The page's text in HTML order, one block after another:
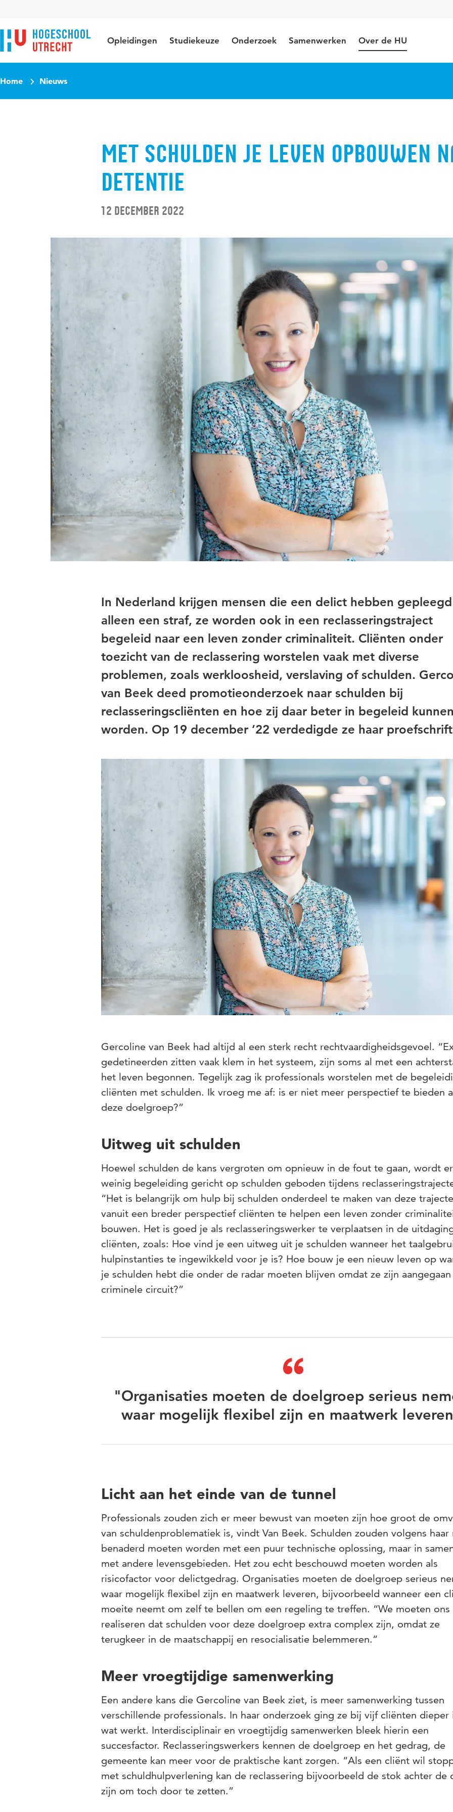
Opleidingen Studiekeuze Onderzoek Samenwerken Over de HU
Home Nieuws
Met schulden je leven opbouwen
detentie
12 december 2022
In Nederland krijgen mensen die een delict hebben
alleen een straf, ze worden ook in een reclasseringstraject
begeleid naar een leven zonder criminaliteit. Cliënten onder
toezicht van de reclassering worstelen vaak met diverse
problemen, zoals werkloosheid, verslaving of schulden.
van Beek deed promotieonderzoek naar schulden bij
reclasseringscliënten en hoe zij daar beter in begeleid
worden. Op 19 december ’22 verdedigde ze haar
Gercoline van Beek had altijd al een sterk recht rechtvaardigheidsgevoel.
gedetineerden zitten vaak klem in het systeem, zijn soms al met een
het leven begonnen. Tegelijk zag ik professionals worstelen met de
cliënten met schulden. Ik vroeg me af: is er niet meer perspectief te bieden
deze doelgroep?”
Uitweg uit schulden
Hoewel schulden de kans vergroten om opnieuw in de fout te gaan, wordt er
weinig begeleiding gericht op schulden geboden tijdens
“Het is belangrijk om hulp bij schulden onderdeel te maken van deze
vanuit een breder perspectief cliënten te helpen een leven zonder
bouwen. Het is goed je als reclasseringswerker te verplaatsen in de
cliënten, zoals: Hoe vind je een uitweg uit je schulden wanneer het
hulpinstanties te ingewikkeld voor je is? Hoe bouw je een nieuw leven op
je schulden hebt die onder de radar moeten blijven omdat ze zijn
criminele circuit?”
"Organisaties moeten de doelgroep serieus
waar mogelijk flexibel zijn en maatwerk
Licht aan het einde van de tunnel
Professionals zouden zich er meer bewust van moeten zijn hoe groot de
van schuldenproblematiek is, vindt Van Beek. Schulden zouden volgens haar
benaderd moeten worden met een puur technische oplossing, maar in
met andere levensgebieden. Het zou echt beschouwd moeten worden als
risicofactor voor delictgedrag. Organisaties moeten de doelgroep serieus
waar mogelijk flexibel zijn en maatwerk leveren, bijvoorbeeld wanneer een
moeite neemt om zelf te bellen om een regeling te treffen. “We moeten
realiseren dat schulden voor deze doelgroep extra complex zijn, omdat ze
terugkeer in de maatschappij en resocialisatie belemmeren.”
Meer vroegtijdige samenwerking
Een andere kans die Gercoline van Beek ziet, is meer samenwerking tussen
verschillende professionals. In haar onderzoek ging ze bij vijf cliënten dieper
wat werkt. Interdisciplinair en vroegtijdig samenwerken bleek hierin een
succesfactor. Reclasseringswerkers kennen de doelgroep en het gedrag, de
gemeente kan meer voor de praktische kant zorgen. “Als een cliënt wil
met schuldhulpverlening kan de reclassering bijvoorbeeld de stok achter de
zijn om toch door te zetten.”